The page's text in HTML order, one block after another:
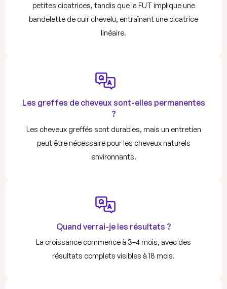
petites cicatrices, tandis que la FUT implique une
bandelette de cuir chevelu, entraînant une cicatrice
linéaire.
Les greffes de cheveux sont-elles permanentes
?
Les cheveux greffés sont durables, mais un entretien
peut être nécessaire pour les cheveux naturels
environnants.
Quand verrai-je les résultats ?
La croissance commence à 3–4 mois, avec des
résultats complets visibles à 18 mois.